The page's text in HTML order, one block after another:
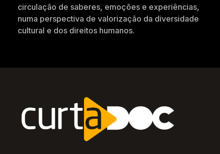
circulação de saberes, emoções e experiências,
numa perspectiva de valorização da diversidade
cultural e dos direitos humanos.